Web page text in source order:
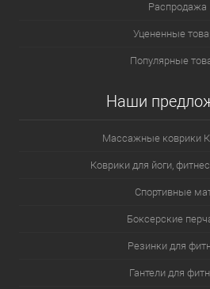
Распродажа
Уцененные
Популярные
Наши
Массажные коврики
Коврики для йоги,
Спортивные
Боксерские
Резинки для
Гантели для